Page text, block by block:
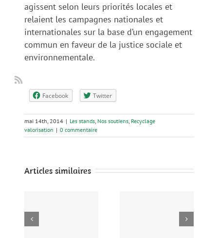
agissent selon leurs priorités locales et
relaient les campagnes nationales et
internationales sur la base d’un engagement
commun en faveur de la justice sociale et
environnementale.
Facebook Twitter
mai 14th, 2014 | Les stands Nos soutiens Recyclage
valorisation | 0 commentaire
Articles similaires
Jardins Créatifs,